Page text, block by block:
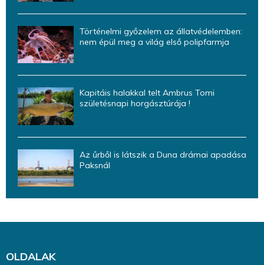
Történelmi győzelem az állatvédelemben:
nem épül meg a világ első polipfarmja
Kapitáis halakkal telt Ambrus Tomi
születésnapi horgásztúrája !
Az űrből is látszik a Duna drámai apadása
Paksnál
OLDALAK